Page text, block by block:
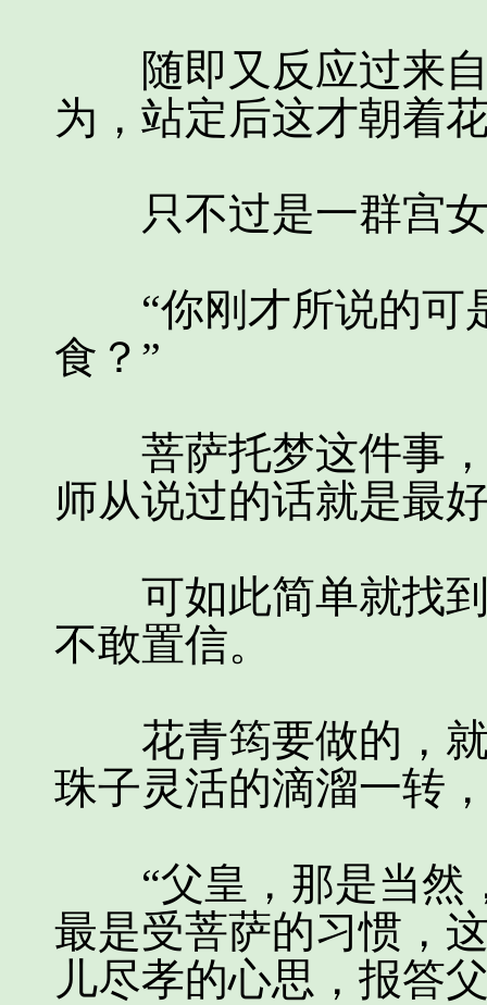
随即又反应过来自
为，站定后这才朝着
只不过是一群宫女
“你刚才所说的可
食？”
菩萨托梦这件事，
师从说过的话就是最
可如此简单就找到
不敢置信。
花青筠要做的，就
珠子灵活的滴溜一转
“父皇，那是当然
最是受菩萨的习惯，
儿尽孝的心思，报答